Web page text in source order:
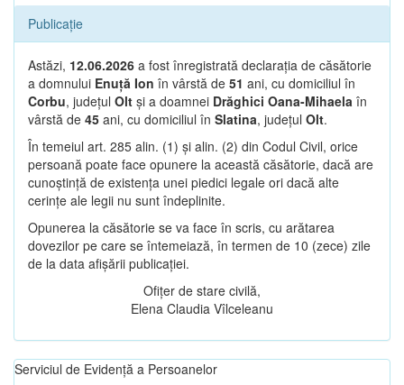
Publicație
Astăzi, 12.06.2026 a fost înregistrată declarația de căsătorie
a domnului Enuță Ion în vârstă de 51 ani, cu domiciliul în
Corbu, județul Olt și a doamnei Drăghici Oana-Mihaela în
vârstă de 45 ani, cu domiciliul în Slatina, județul Olt.
În temeiul art. 285 alin. (1) și alin. (2) din Codul Civil, orice
persoană poate face opunere la această căsătorie, dacă are
cunoștință de existența unei piedici legale ori dacă alte
cerințe ale legii nu sunt îndeplinite.
Opunerea la căsătorie se va face în scris, cu arătarea
dovezilor pe care se întemeiază, în termen de 10 (zece) zile
de la data afișării publicației.
Ofițer de stare civilă,
Elena Claudia Vîlceleanu
Serviciul de Evidență a Persoanelor